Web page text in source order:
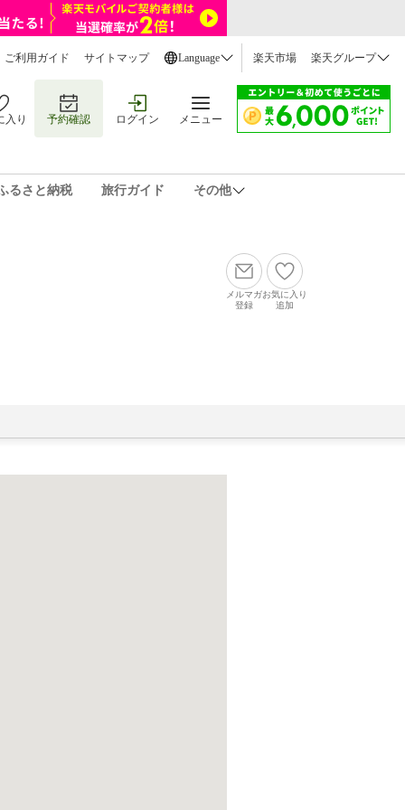
ご利用ガイド サイトマップ Language 楽天市場 楽天グループ
入り 予約確認 ログイン メニュー
るさと納税 旅行ガイド その他
メルマガ
登録
お気に入り
追加